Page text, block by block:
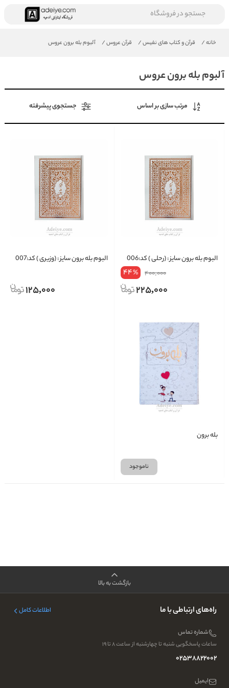
جستجو در فروشگاه
خانه/ قرآن و کتاب های نفیس/ قرآن عروس/ آلبوم بله برون عروس
آلبوم بله برون عروس
مرتب سازی بر اساس جستجوی پیشرفته
البوم بله برون سایز : (رحلی ) کد:006
400,000
44%
225,000
البوم بله برون سایز : (وزیری ) کد:007
125,000
بله برون
ناموجود
بازگشت به بالا
راه‌های ارتباطی با ما اطلاعات کامل
شماره تماس
ساعات پاسخگویی شنبه تا چهارشنبه از ساعت ۸ تا ۱۹
02538822002
ایمیل